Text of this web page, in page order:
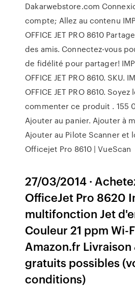
Dakarwebstore.com
compte; Allez au contenu
OFFICE JET PRO 8610
des amis. Connectez-vous
de fidélité pour partager!
OFFICE JET PRO 8610. SKU.
OFFICE JET PRO 8610.
commenter ce produit . 155
Ajouter au panier. Ajouter à
Ajouter au Pilote Scanner et
Officejet Pro 8610 | VueScan
27/03/2014 ·
OfficeJet Pro 8620
multifonction Jet
Couleur 21 ppm Wi-
Amazon.fr
gratuits possibles
conditions)